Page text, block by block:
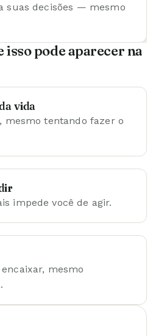
suas decisões — mesmo
pode aparecer na
vida
mesmo tentando fazer o
impede você de agir.
mesmo